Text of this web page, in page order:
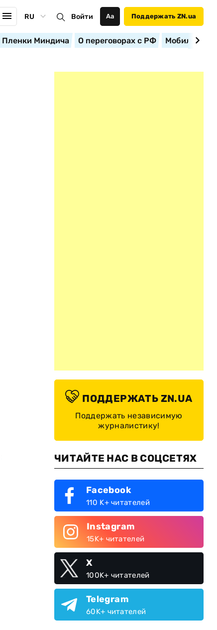
RU Войти Аа Поддержать ZN.ua
Пленки Миндича О переговорах с РФ
ПОДДЕРЖАТЬ ZN.UA
Поддержать независимую
журналистику!
ЧИТАЙТЕ НАС В СОЦСЕТЯХ
Facebook
110 K+ читателей
Instagram
15K+ читателей
X
100K+ читателей
Telegram
60K+ читателей